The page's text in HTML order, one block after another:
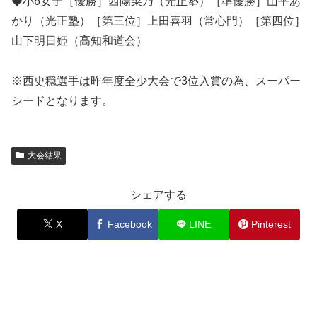
かり（光正塾）［第三位］上田喜羽（常心門）［第四位］
山下明日姫（高知和道会）
※西史穏選手は昨年度全少大会で3位入賞の為、スーパー
シードとなります。
大会結果
シェアする
X Facebook LINE Pinterest